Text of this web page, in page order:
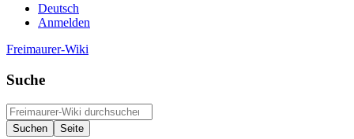
Deutsch
Anmelden
Freimaurer-Wiki
Suche